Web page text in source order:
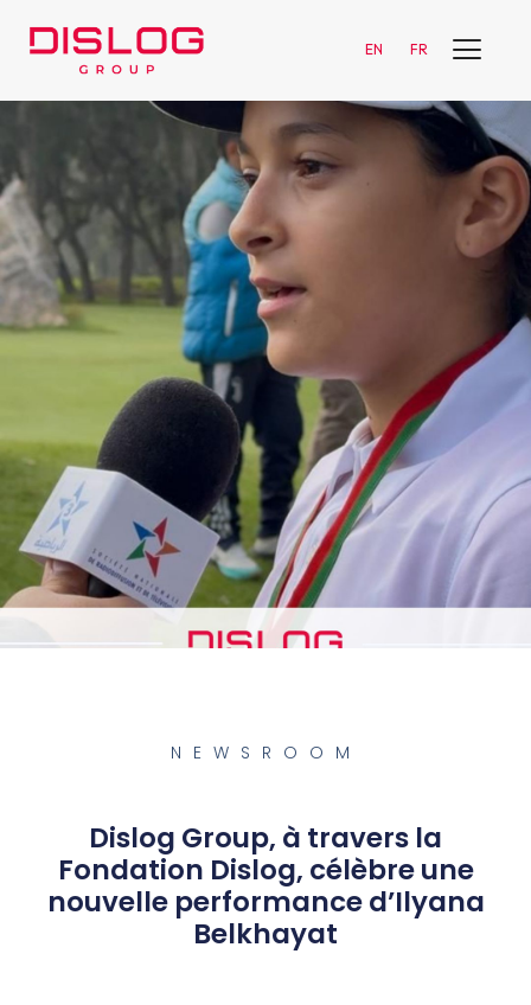
EN FR
NEWSROOM
Dislog Group, à travers la
Fondation Dislog, célèbre une
nouvelle performance d’Ilyana
Belkhayat